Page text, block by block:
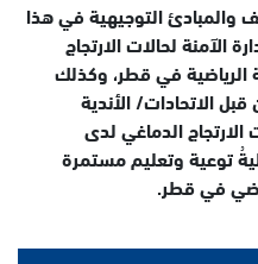
والمبادئ التوجيهية في هذا
الآمنة لحالات الارتجاج
الرياضية في قطر، وكذلك
الاتحادات/ الأندية
الدماغي لدى
توعية وتعليم مستمرة
في قطر.